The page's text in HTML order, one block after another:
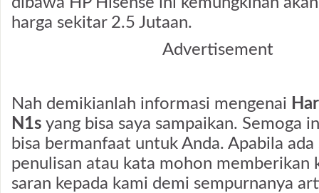
harga sekitar 2.5 Jutaan.
Advertisement
Nah demikianlah informasi mengenai
N1s yang bisa saya sampaikan. Semoga
bisa bermanfaat untuk Anda. Apabila ada
penulisan atau kata mohon memberikan
saran kepada kami demi sempurnanya